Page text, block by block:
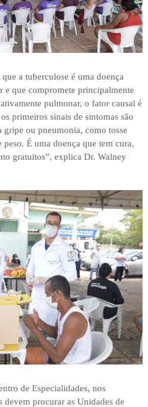
a tuberculose é uma doença
e que compromete principalmente
pulmonar, o fator causal é
primeiros sinais de sintomas são
gripe ou pneumonia, como tosse
É uma doença que tem cura,
gratuitos”, explica Dr. Walney
de Especialidades, nos
devem procurar as Unidades de